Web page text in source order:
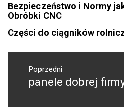
Bezpieczeństwo i Normy
Obróbki CNC
Części do ciągników
Nawigacja
wpisuPoprzedni
Poprzedni
panele dobrej